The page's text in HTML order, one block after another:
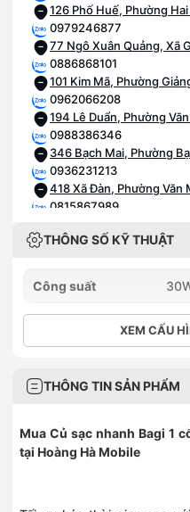
126 Phố Huế, Phường
0979246877
77 Ngô Xuân Quảng, Xã
0886868101
101 Kim Mã, Phường
0962066208
194 Lê Duẩn, Phường
0988386346
346 Bạch Mai, Phường
0936231213
418 Xã Đàn, Phường Văn
0815867989
0934620123
0886868223
208 Trần Lư, Xã Thường
0836886258
258 Ngô Gia Tự, Phường
0968590259
0903202328
336 Đường Phạm Văn
0915963222
THÔNG SỐ KỸ THUẬT
Công suất
XEM CẤU
THÔNG TIN SẢN PHẨM
Mua Củ sạc nhanh Bagi 1
tại Hoàng Hà Mobile